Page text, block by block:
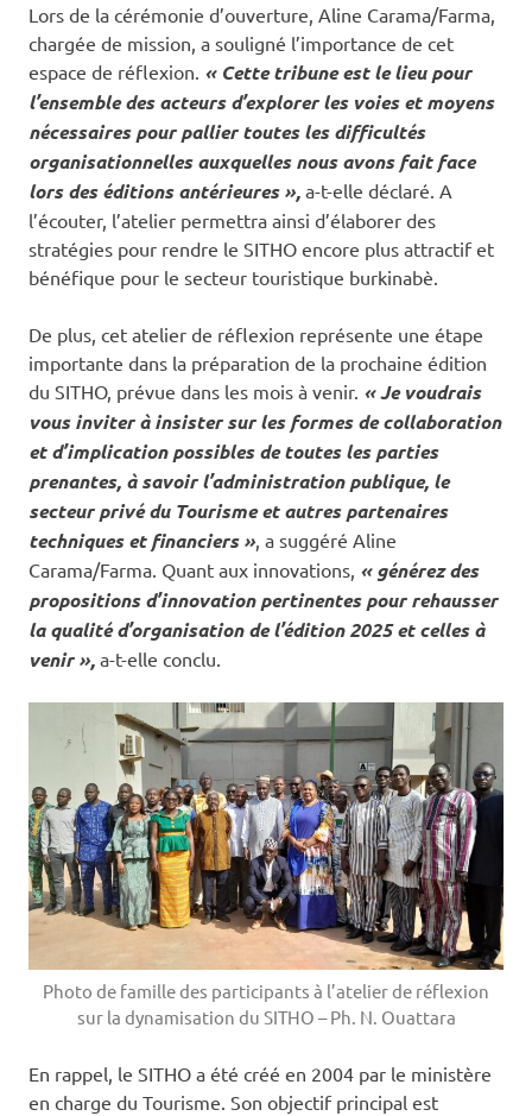
Lors de la cérémonie d’ouverture, Aline Carama/Farma,
chargée de mission, a souligné l’importance de cet
espace de réflexion. « Cette tribune est le lieu pour
l’ensemble des acteurs d’explorer les voies et moyens
nécessaires pour pallier toutes les difficultés
organisationnelles auxquelles nous avons fait face
lors des éditions antérieures », a-t-elle déclaré. A
l’écouter, l’atelier permettra ainsi d’élaborer des
stratégies pour rendre le SITHO encore plus attractif et
bénéfique pour le secteur touristique burkinabè.
De plus, cet atelier de réflexion représente une étape
importante dans la préparation de la prochaine édition
du SITHO, prévue dans les mois à venir. « Je voudrais
vous inviter à insister sur les formes de collaboration
et d’implication possibles de toutes les parties
prenantes, à savoir l’administration publique, le
secteur privé du Tourisme et autres partenaires
techniques et financiers » , a suggéré Aline
Carama/Farma. Quant aux innovations, « générez des
propositions d’innovation pertinentes pour rehausser
la qualité d’organisation de l’édition 2025 et celles à
venir », a-t-elle conclu.
Photo de famille des participants à l’atelier de réflexion
sur la dynamisation du SITHO – Ph. N. Ouattara
En rappel, le SITHO a été créé en 2004 par le ministère
en charge du Tourisme. Son objectif principal est